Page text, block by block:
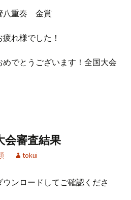
八重奏 金賞
れ様でした！
でとうございます！全国大会
会審査結果
tokui
ンロードしてご確認くださ